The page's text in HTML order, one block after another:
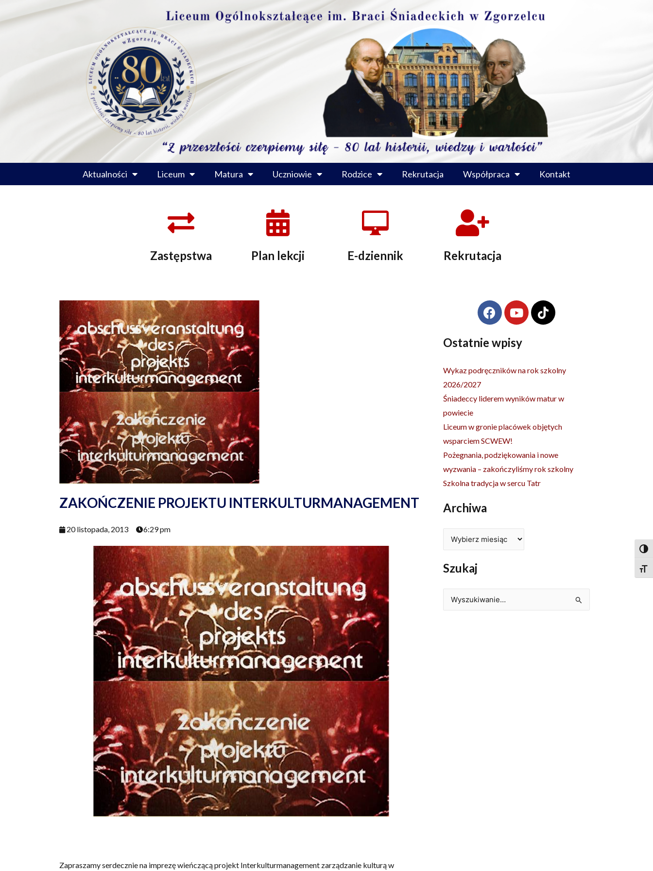
do
Aktualności Liceum Matura Uczniowie Rodzice Rekrutacja Współpraca Kontakt
Zastępstwa Plan lekcji E-dziennik Rekrutacja
ZAKOŃCZENIE PROJEKTU INTERKULTURMANAGEMENT
20 listopada, 2013 6:29 pm
Zapraszamy serdecznie na imprezę wieńczącą projekt Interkulturmanagement zarządzanie kulturą w
F
a
e
o
Y
o
t
b
T
i
k
Ostatnie wpisy
Wykaz podręczników na rok szkolny
2026/2027
Śniadeccy liderem wyników matur w
powiecie
Liceum w gronie placówek objętych
wsparciem SCWEW!
Pożegnania, podziękowania i nowe
wyzwania – zakończyliśmy rok szkolny
Szkolna tradycja w sercu Tatr
Archiwa
Szukaj
Szukaj